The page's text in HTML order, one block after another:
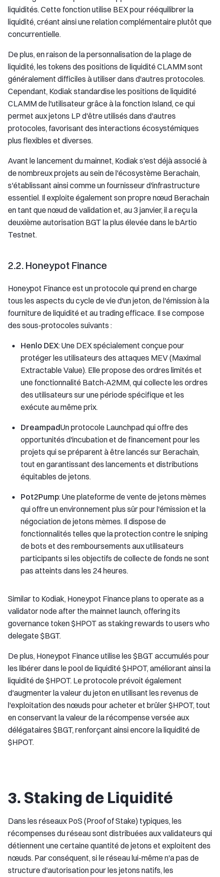
liquidités. Cette fonction utilise BEX pour rééquilibrer la
liquidité, créant ainsi une relation complémentaire plutôt que
concurrentielle.
De plus, en raison de la personnalisation de la plage de
liquidité, les tokens des positions de liquidité CLAMM sont
généralement difficiles à utiliser dans d'autres protocoles.
Cependant, Kodiak standardise les positions de liquidité
CLAMM de l'utilisateur grâce à la fonction Island, ce qui
permet aux jetons LP d'être utilisés dans d'autres
protocoles, favorisant des interactions écosystémiques
plus flexibles et diverses.
Avant le lancement du mainnet, Kodiak s'est déjà associé à
de nombreux projets au sein de l'écosystème Berachain,
s'établissant ainsi comme un fournisseur d'infrastructure
essentiel. Il exploite également son propre nœud Berachain
en tant que nœud de validation et, au 3 janvier, il a reçu la
deuxième autorisation BGT la plus élevée dans le bArtio
Testnet.
2.2. Honeypot Finance
Honeypot Finance est un protocole qui prend en charge
tous les aspects du cycle de vie d'un jeton, de l'émission à la
fourniture de liquidité et au trading efficace. Il se compose
des sous-protocoles suivants :
Henlo DEX: Une DEX spécialement conçue pour
protéger les utilisateurs des attaques MEV (Maximal
Extractable Value). Elle propose des ordres limités et
une fonctionnalité Batch-A2MM, qui collecte les ordres
des utilisateurs sur une période spécifique et les
exécute au même prix.
DreampadUn protocole Launchpad qui offre des
opportunités d'incubation et de financement pour les
projets qui se préparent à être lancés sur Berachain,
tout en garantissant des lancements et distributions
équitables de jetons.
Pot2Pump: Une plateforme de vente de jetons mèmes
qui offre un environnement plus sûr pour l'émission et la
négociation de jetons mèmes. Il dispose de
fonctionnalités telles que la protection contre le sniping
de bots et des remboursements aux utilisateurs
participants si les objectifs de collecte de fonds ne sont
pas atteints dans les 24 heures.
Similar to Kodiak, Honeypot Finance plans to operate as a
validator node after the mainnet launch, offering its
governance token $HPOT as staking rewards to users who
delegate $BGT.
De plus, Honeypot Finance utilise les $BGT accumulés pour
les libérer dans le pool de liquidité $HPOT, améliorant ainsi la
liquidité de $HPOT. Le protocole prévoit également
d'augmenter la valeur du jeton en utilisant les revenus de
l'exploitation des nœuds pour acheter et brûler $HPOT, tout
en conservant la valeur de la récompense versée aux
délégataires $BGT, renforçant ainsi encore la liquidité de
$HPOT.
3. Staking de Liquidité
Dans les réseaux PoS (Proof of Stake) typiques, les
récompenses du réseau sont distribuées aux validateurs qui
détiennent une certaine quantité de jetons et exploitent des
nœuds. Par conséquent, si le réseau lui-même n'a pas de
structure d'autorisation pour les jetons natifs, les